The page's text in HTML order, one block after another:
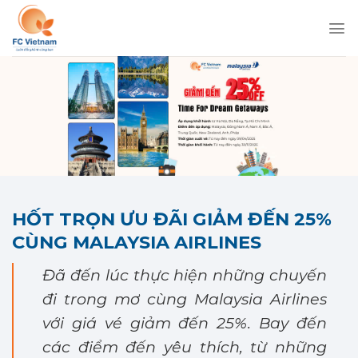
Chuyển
đến
nội
HỐT TRỌN ƯU ĐÃI GIẢM ĐẾN 25%
CÙNG MALAYSIA AIRLINES
Đã đến lúc thực hiện những chuyến
đi trong mơ cùng Malaysia Airlines
với giá vé giảm đến 25%. Bay đến
các điểm đến yêu thích, từ những